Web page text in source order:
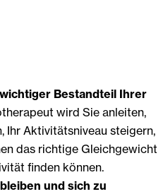
Bestandteil Ihrer
wird Sie anleiten,
Ihr Aktivitätsniveau steigern,
das richtige Gleichgewicht
finden können.
und sich zu